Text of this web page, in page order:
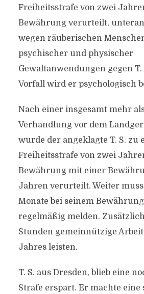
Freiheitsstrafe von zwei
Bewährung verurteilt,
wegen räuberischen
psychischer und physischer
Gewaltanwendungen gegen T.
Vorfall wird er psychologisch
Nach einer insgesamt mehr
Verhandlung vor dem
wurde der angeklagte T. S. zu
Freiheitsstrafe von zwei
Bewährung mit einer
Jahren verurteilt. Weiter
Monate bei seinem
regelmäßig melden.
Stunden gemeinnützige
Jahres leisten.
T. S. aus Dresden, blieb eine
Strafe erspart. Er machte eine